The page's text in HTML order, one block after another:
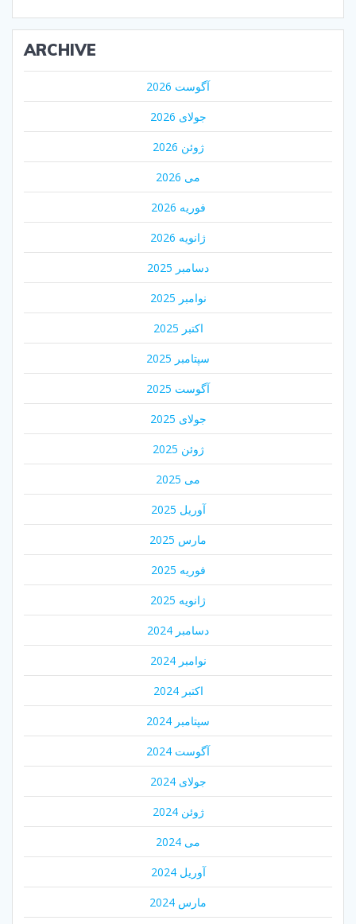
ARCHIVE
آگوست 2026
جولای 2026
ژوئن 2026
می 2026
فوریه 2026
ژانویه 2026
دسامبر 2025
نوامبر 2025
اکتبر 2025
سپتامبر 2025
آگوست 2025
جولای 2025
ژوئن 2025
می 2025
آوریل 2025
مارس 2025
فوریه 2025
ژانویه 2025
دسامبر 2024
نوامبر 2024
اکتبر 2024
سپتامبر 2024
آگوست 2024
جولای 2024
ژوئن 2024
می 2024
آوریل 2024
مارس 2024